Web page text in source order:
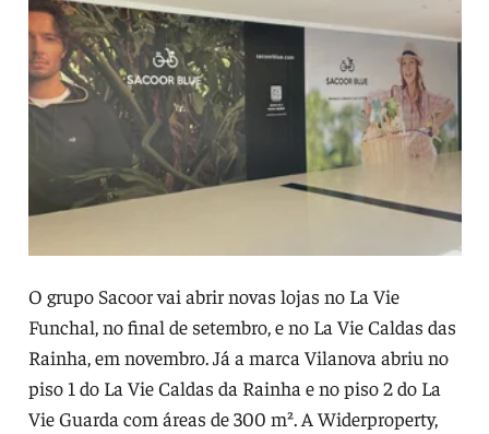
O grupo Sacoor vai abrir novas lojas no La Vie
Funchal, no final de setembro, e no La Vie Caldas das
Rainha, em novembro. Já a marca Vilanova abriu no
piso 1 do La Vie Caldas da Rainha e no piso 2 do La
Vie Guarda com áreas de 300 m². A Widerproperty,